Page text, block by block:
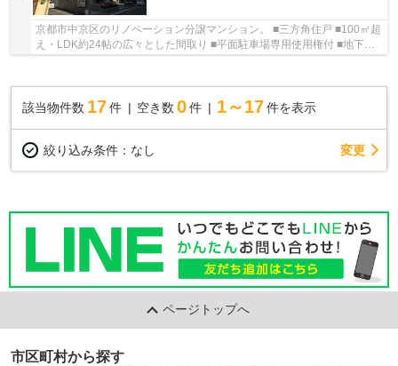
京都市中京区のリノベーション分譲マンション。 ■三方角住戸 ■100㎡超
え・LDK約24帖の広々とした間取り ■平面駐車場専用使用権付 ■地下鉄
烏丸線・東西線・阪急京都線利用可 ■高倉小学...
該当物件数 17件 空き数 0 件 1～17 件を表示
絞り込み条件： なし 変更
ページトップへ
市区町村から探す